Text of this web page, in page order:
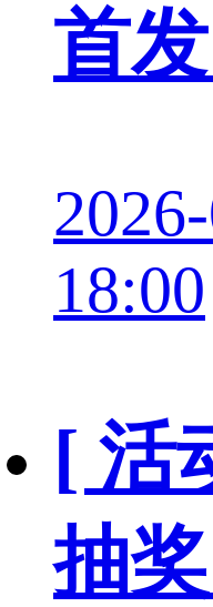
首发
18:00
[ 活
抽